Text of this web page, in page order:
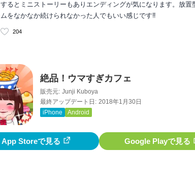
するとミニストーリーもありエンディングが気になります。放
ムをなかなか続けられなかった人でもいい感じです‼︎
204
絶品！ウマすぎカフェ
販売元: Junji Kuboya
最終アップデート日: 2018年1月30日
iPhone
Android
App Storeで見る Google Playで見る